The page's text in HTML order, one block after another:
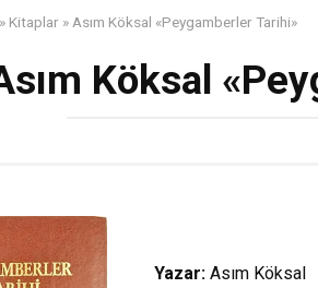
» Kitaplar » Asım Köksal «Peygamberler Tarihi»
Köksal
Yazar: Asım Köksal